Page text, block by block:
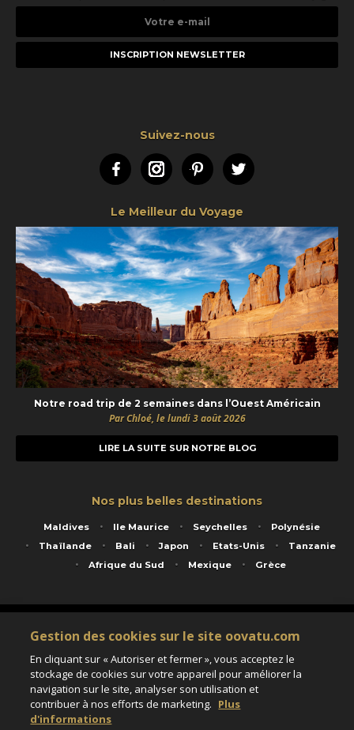
e-
Suivez-nous
FacebookInstagramPinterestTwitter
Le Meilleur du Voyage
Notre road trip de 2 semaines dans l’Ouest Américain
Par Chloé, le lundi 3 août 2026
LIRE LA SUITE SUR NOTRE BLOG
Nos plus belles destinations
Maldives Ile Maurice Seychelles
Polynésie
Thaïlande
Bali Japon Etats-Unis
Tanzanie
Afrique du Sud
Mexique Grèce
Service animé par Nautil Voyages - 22 rue Georges Picquart 75017 Paris - S.A.S
au capital de 155 696 euros - RCS Paris B 423 671 973 - Code APE 7911Z
Matricule Atout France IM075100020 - Garantie financière Groupama - Agrément IATA
Assurance responsabilité civile et professionnelle HISCOX RCP0081066
Gestion des cookies sur le site oovatu.com
En cliquant sur « Autoriser et fermer », vous acceptez le
stockage de cookies sur votre appareil pour améliorer la
navigation sur le site, analyser son utilisation et
contribuer à nos efforts de marketing. Plus
d'informations